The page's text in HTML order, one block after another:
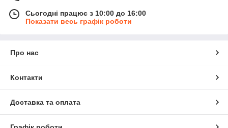
Сьогодні працює з 10:00 до 16:00
Показати весь графік роботи
Про нас
Контакти
Доставка та оплата